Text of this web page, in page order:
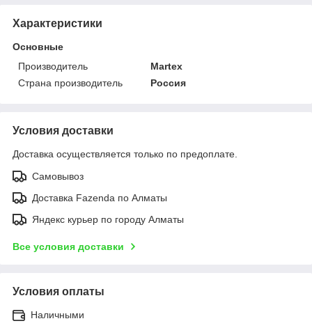
Характеристики
Основные
Производитель
Martex
Страна производитель
Россия
Условия доставки
Доставка осуществляется только по предоплате.
Самовывоз
Доставка Fazenda по Алматы
Яндекс курьер по городу Алматы
Все условия доставки
Условия оплаты
Наличными